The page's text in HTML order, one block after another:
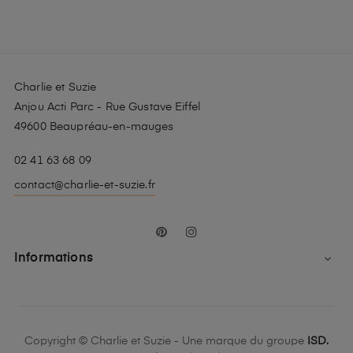
Charlie et Suzie
Anjou Acti Parc - Rue Gustave Eiffel
49600 Beaupréau-en-mauges
02 41 63 68 09
contact@charlie-et-suzie.fr
Pinterest
Informations 
Copyright © Charlie et Suzie - Une marque du groupe ISD.